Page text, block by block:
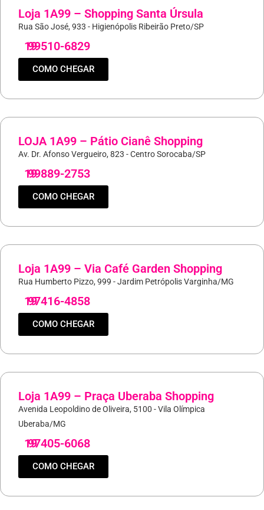
Loja 1A99 – Shopping Santa Úrsula
Rua São José, 933 - Higienópolis Ribeirão Preto/SP
19
99510-6829
COMO CHEGAR
LOJA 1A99 – Pátio Cianê Shopping
Av. Dr. Afonso Vergueiro, 823 - Centro Sorocaba/SP
19
99889-2753
COMO CHEGAR
Loja 1A99 – Via Café Garden Shopping
Rua Humberto Pizzo, 999 - Jardim Petrópolis Varginha/MG
19
97416-4858
COMO CHEGAR
Loja 1A99 – Praça Uberaba Shopping
Avenida Leopoldino de Oliveira, 5100 - Vila Olímpica
Uberaba/MG
19
97405-6068
COMO CHEGAR